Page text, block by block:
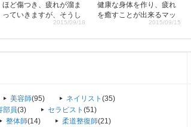
ほど傷つき、疲れが溜ま
っていきますが、そうし
た疲れを癒すことが出来
職活動を行う前の下調べ
としてまずは給与額など
について調べてみましょ
2015/09/18
健康な身体を作り、疲れ
を癒すことが出来るマッ
サージを受ける方は非常
[…]
2015/09/15
美容師(95) ネイリスト(35)
部員(3) セラピスト(51)
整体師(14) 柔道整復師(21)